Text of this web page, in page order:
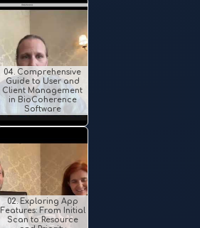
04. Comprehensive
Guide to User and
Client Management
in BioCoherence
Software
02. Exploring App
Features: From Initial
Scan to Resource